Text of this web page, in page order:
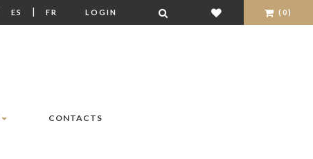
ES | FR LOGIN (0)
CONTACTS